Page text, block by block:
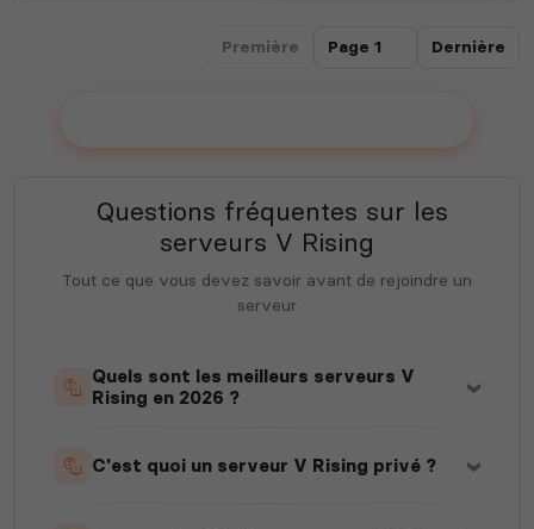
Première Dernière
Questions fréquentes sur les
serveurs V Rising
Tout ce que vous devez savoir avant de rejoindre un
serveur
Quels sont les meilleurs serveurs V
Rising en 2026 ?
C'est quoi un serveur V Rising privé ?